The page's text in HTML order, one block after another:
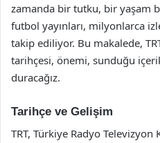
zamanda bir tutku, bir yaşam
futbol yayınları, milyonlarca
takip ediliyor. Bu makalede,
tarihçesi, önemi, sunduğu
duracağız.
Tarihçe ve Gelişim
TRT, Türkiye Radyo Televizyon